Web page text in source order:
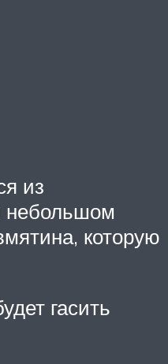
из
небольшом
которую
гасить